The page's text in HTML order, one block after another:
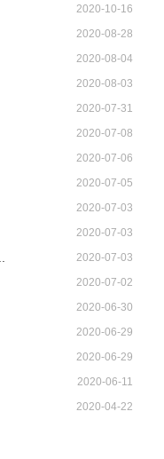
2020-10-16
2020-08-28
2020-08-04
2020-08-03
2020-07-31
2020-07-08
2020-07-06
2020-07-05
2020-07-03
2020-07-03
2020-07-03
2020-07-02
2020-06-30
2020-06-29
2020-06-29
2020-06-11
2020-04-22